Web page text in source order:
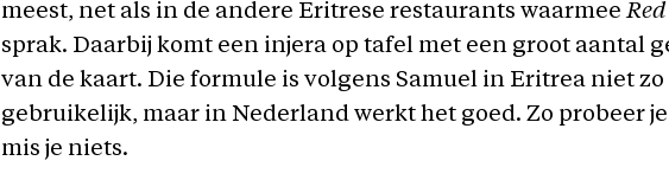
meest, net als in de andere Eritrese restaurants waarmee
sprak. Daarbij komt een injera op tafel met een groot aantal
van de kaart. Die formule is volgens Samuel in Eritrea niet zo
gebruikelijk, maar in Nederland werkt het goed. Zo probeer
mis je niets.